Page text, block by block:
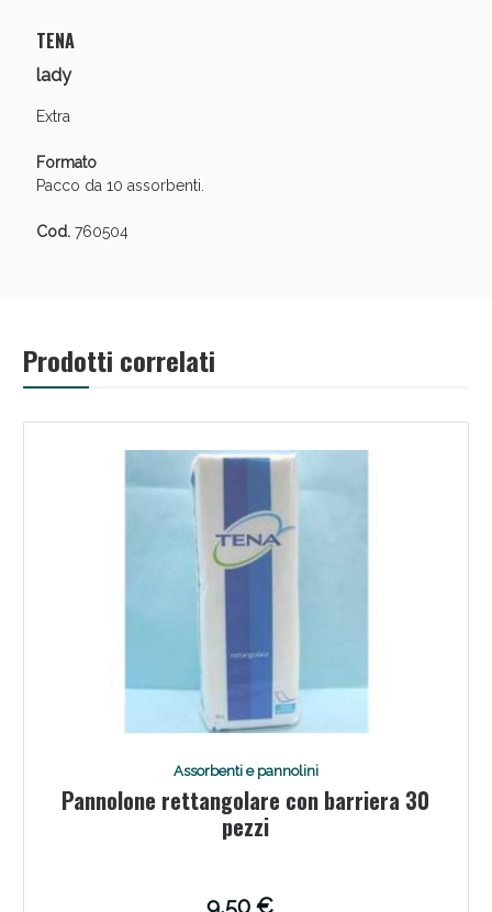
TENA
lady
Extra
Formato
Pacco da 10 assorbenti.
Cod.760504
Prodotti correlati
Assorbenti e pannolini
Pannolone rettangolare con barriera 30
pezzi
9,50 €
Sconto fino al 55% disponibile oggi!
Vie Urinarie e Prostata: Sconti fino al 45% oggi!